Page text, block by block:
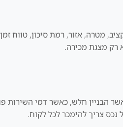
מטרה, אזור, רמת סיכון, טווח
רק מצגת מכירה.
הבניין חלש, כאשר דמי השירות
צריך להימכר לכל לקוח.